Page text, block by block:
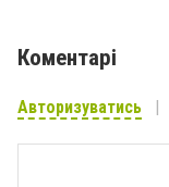
Коментарі
Авторизуватись